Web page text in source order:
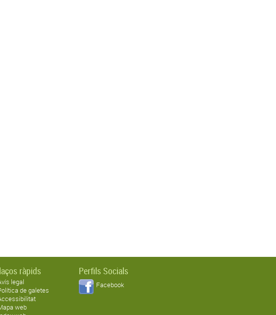
ràpids
legal
de galetes
web
Perfils Socials
Facebook